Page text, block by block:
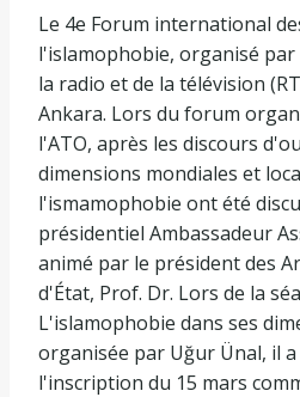
Le 4e Forum international
l'islamophobie, organisé par
la radio et de la télévision
Ankara. Lors du forum
l'ATO, après les discours
dimensions mondiales et
l'ismamophobie ont été
présidentiel Ambassadeur
animé par le président des
d'État, Prof. Dr. Lors de la
L'islamophobie dans ses
organisée par Uğur Ünal, il a
l'inscription du 15 mars